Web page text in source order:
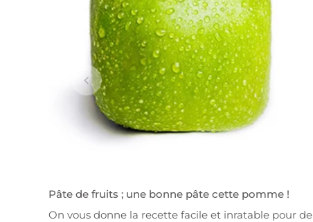
Pâte de fruits ; une bonne pâte cette pomme !
On vous donne la recette facile et inratable pour de